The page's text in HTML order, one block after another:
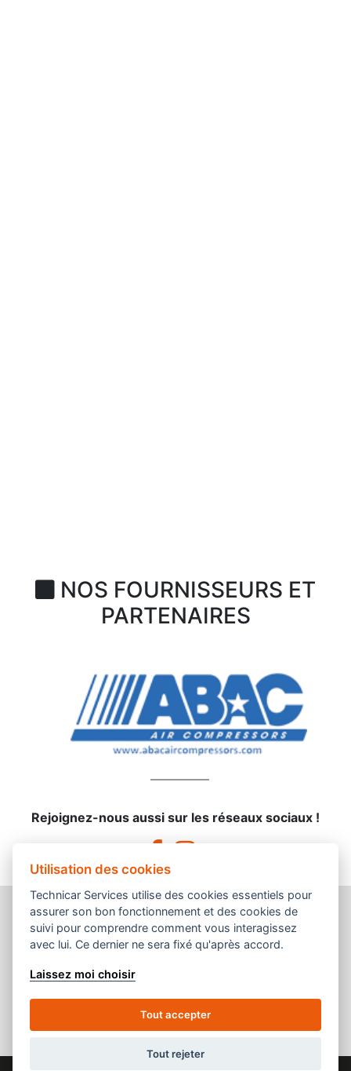
NOS FOURNISSEURS ET
PARTENAIRES
Rejoignez-nous aussi sur les réseaux sociaux !
Utilisation des cookies
Technicar Services utilise des cookies essentiels pour
assurer son bon fonctionnement et des cookies de
suivi pour comprendre comment vous interagissez
avec lui. Ce dernier ne sera fixé qu'après accord.
Laissez moi choisir
Tout accepter
Tout rejeter